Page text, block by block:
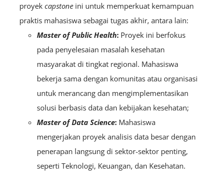
proyek capstone ini untuk memperkuat kemampuan
praktis mahasiswa sebagai tugas akhir, antara lain:
Master of Public Health: Proyek ini berfokus
pada penyelesaian masalah kesehatan
masyarakat di tingkat regional. Mahasiswa
bekerja sama dengan komunitas atau organisasi
untuk merancang dan mengimplementasikan
solusi berbasis data dan kebijakan kesehatan;
Master of Data Science: Mahasiswa
mengerjakan proyek analisis data besar dengan
penerapan langsung di sektor-sektor penting,
seperti Teknologi, Keuangan, dan Kesehatan.